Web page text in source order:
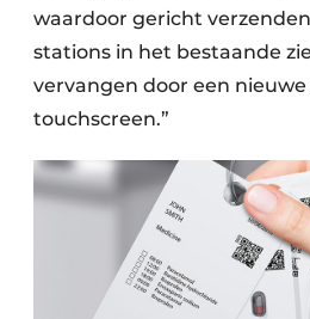
waardoor gericht
stations in het bestaande
vervangen door een
touchscreen.”